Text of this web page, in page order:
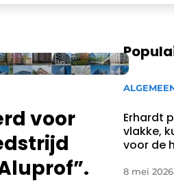
voor
Erhardt
vlakke,
voor de
8 mei 2026